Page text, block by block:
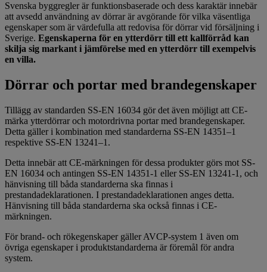
Svenska byggregler är funktionsbaserade och dess karaktär innebär
att avsedd användning av dörrar är avgörande för vilka väsentliga
egenskaper som är värdefulla att redovisa för dörrar vid försäljning i
Sverige. Egenskaperna för en ytterdörr till ett kallförråd kan
skilja sig markant i jämförelse med en ytterdörr till exempelvis
en villa.
Dörrar och portar med brandegenskaper
Tillägg av standarden SS-EN 16034 gör det även möjligt att CE-
märka ytterdörrar och motordrivna portar med brandegenskaper.
Detta gäller i kombination med standarderna SS-EN 14351–1
respektive SS-EN 13241–1.
Detta innebär att CE-märkningen för dessa produkter görs mot SS-
EN 16034 och antingen SS-EN 14351-1 eller SS-EN 13241-1, och
hänvisning till båda standarderna ska finnas i
prestandadeklarationen. I prestandadeklarationen anges detta.
Hänvisning till båda standarderna ska också finnas i CE-
märkningen.
För brand- och rökegenskaper gäller AVCP-system 1 även om
övriga egenskaper i produktstandarderna är föremål för andra
system.